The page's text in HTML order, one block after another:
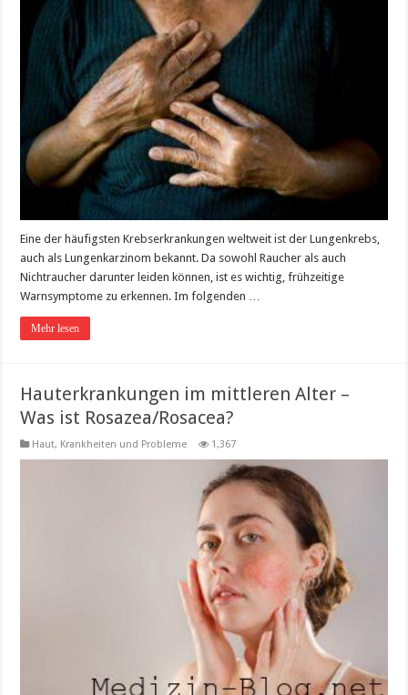
Eine der häufigsten Krebserkrankungen weltweit ist der Lungenkrebs,
auch als Lungenkarzinom bekannt. Da sowohl Raucher als auch
Nichtraucher darunter leiden können, ist es wichtig, frühzeitige
Warnsymptome zu erkennen. Im folgenden …
Mehr lesen
Hauterkrankungen im mittleren Alter –
Was ist Rosazea/Rosacea?
Haut, Krankheiten und Probleme 1,367